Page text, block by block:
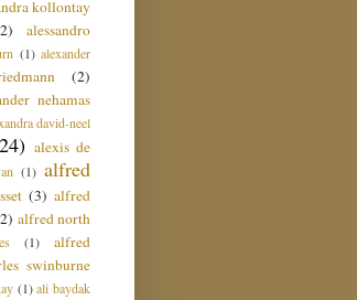
kollontay
alessandro
(1) alexander
(2)
nehamas
david-neel
alexis de
(1) alfred
(3) alfred
alfred north
(1)
alfred
swinburne
(1) ali baydak